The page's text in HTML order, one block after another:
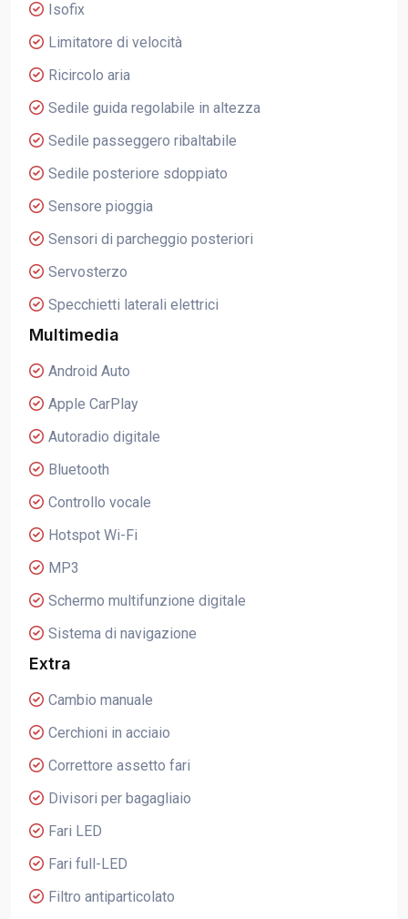
Isofix
Limitatore di velocità
Ricircolo aria
Sedile guida regolabile in altezza
Sedile passeggero ribaltabile
Sedile posteriore sdoppiato
Sensore pioggia
Sensori di parcheggio posteriori
Servosterzo
Specchietti laterali elettrici
Multimedia
Android Auto
Apple CarPlay
Autoradio digitale
Bluetooth
Controllo vocale
Hotspot Wi-Fi
MP3
Schermo multifunzione digitale
Sistema di navigazione
Extra
Cambio manuale
Cerchioni in acciaio
Correttore assetto fari
Divisori per bagagliaio
Fari LED
Fari full-LED
Filtro antiparticolato